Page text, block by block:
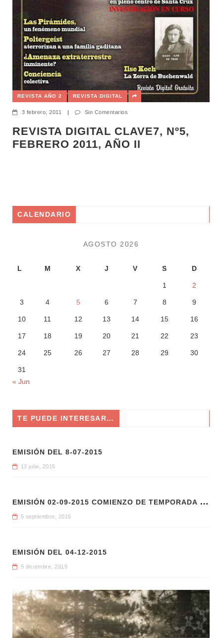
REVISTA AÑO 2 REVISTA DIGITAL
3 febrero, 2011 | Sin Comentarios
REVISTA DIGITAL CLAVE7, Nº5,
FEBRERO 2011, AÑO II
CALENDARIO
AGOSTO 2026
L M X J V S D
1 2
3 4 5 6 7 8 9
10 11 12 13 14 15 16
17 18 19 20 21 22 23
24 25 26 27 28 29 30
31
« Jun
TE PUEDE INTERESAR…
EMISIÓN DEL 8-07-2015
12 julio, 2015
E
MISIÓN 02-09-2015 COMIENZO DE TEMPORADA 2015-2016
5 septiembre, 2015
EMISIÓN DEL 04-12-2015
5 diciembre, 2015